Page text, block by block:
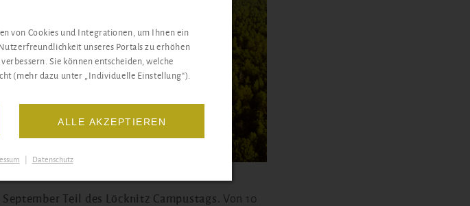
Teil des Löcknitz Campustags. Von 10
von Cookies und Integrationen, um Ihnen ein
unseres Portals zu erhöhen
Sie können entscheiden, welche
(mehr dazu unter „Individuelle Einstellung“).
ALLE AKZEPTIEREN
Datenschutz